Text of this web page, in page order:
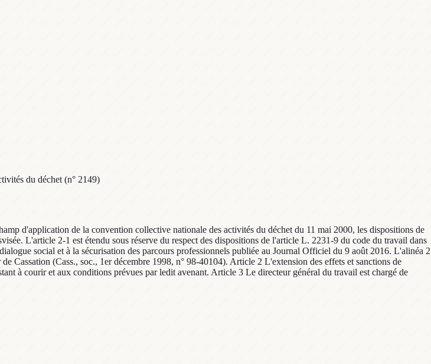
du déchet (n° 2149)
d'application de la convention collective nationale des activités du déchet du 11 mai 2000, les dispositions de
L'article 2-1 est étendu sous réserve du respect des dispositions de l'article L. 2231-9 du code du travail dans
social et à la sécurisation des parcours professionnels publiée au Journal Officiel du 9 août 2016. L'alinéa 2
Cassation (Cass., soc., 1er décembre 1998, n° 98-40104). Article 2 L'extension des effets et sanctions de
à courir et aux conditions prévues par ledit avenant. Article 3 Le directeur général du travail est chargé de